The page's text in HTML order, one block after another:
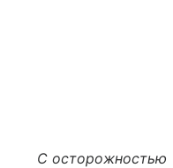
С осторожностью